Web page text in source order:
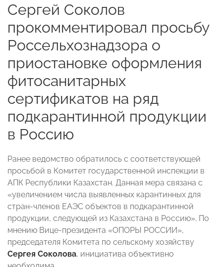
Сергей Соколов
прокомментировал просьбу
Россельхознадзора о
приостановке оформления
фитосанитарных
сертификатов на ряд
подкарантинной продукции
в Россию
Ранее ведомство обратилось с соответствующей
просьбой в Комитет государственной инспекции в
АПК Республики Казахстан. Данная мера связана с
«увеличением числа выявленных карантинных для
стран-членов ЕАЭС объектов в подкарантинной
продукции, следующей из Казахстана в Россию». По
мнению Вице-президента «ОПОРЫ РОССИИ»,
председателя Комитета по сельскому хозяйству
Сергея Соколова, инициатива объективно